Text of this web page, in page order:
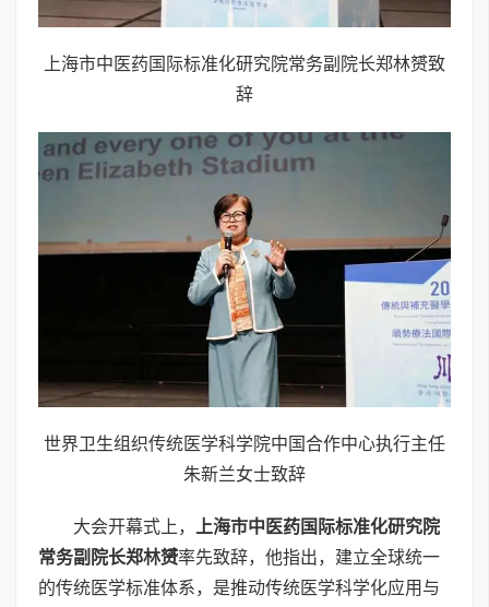
上海市中医药国际标准化研究院常务副院长郑林赟致
辞
世界卫生组织传统医学科学院中国合作中心执行主任
朱新兰女士致辞
大会开幕式上，
上海市中医药国际标准化研究院
常务副院长郑林赟率先致辞，他指出，建立全球统一
的传统医学标准体系，是推动传统医学科学化应用与